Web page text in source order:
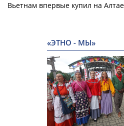
Вьетнам впервые купил на
«ЭТНО - МЫ»